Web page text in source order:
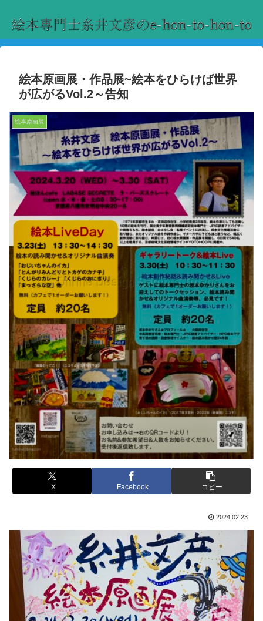
絵本原画展・作品展~絵本をひらけば世界
が広がるVol.2～告知
絵本原画展
X Facebook コピー
2024.02.23